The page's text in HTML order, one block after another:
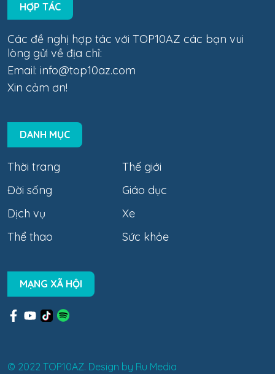
HỢP TÁC
Các đề nghị hợp tác với TOP10AZ các bạn vui
lòng gửi về địa chỉ:
Email: info@top10az.com
Xin cảm ơn!
DANH MỤC
Thời trang
Thế giới
Đời sống
Giáo dục
Dịch vụ
Xe
Thể thao
Sức khỏe
MẠNG XÃ HỘI
© 2022 TOP10AZ. Design by Ru Media